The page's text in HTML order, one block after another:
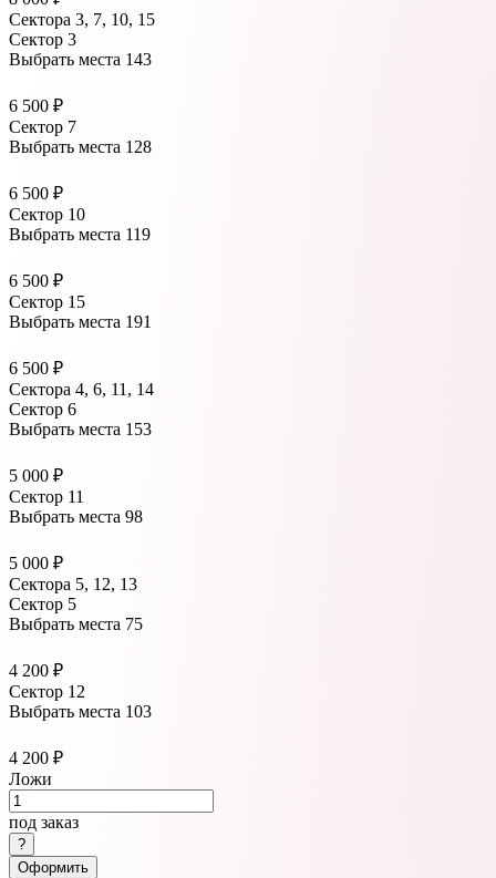
Сектора 3, 7, 10, 15
Сектор 3
Выбрать места 143
6 500 ₽
Сектор 7
Выбрать места 128
6 500 ₽
Сектор 10
Выбрать места 119
6 500 ₽
Сектор 15
Выбрать места 191
6 500 ₽
Сектора 4, 6, 11, 14
Сектор 6
Выбрать места 153
5 000 ₽
Сектор 11
Выбрать места 98
5 000 ₽
Сектора 5, 12, 13
Сектор 5
Выбрать места 75
4 200 ₽
Сектор 12
Выбрать места 103
4 200 ₽
Ложи
под заказ
Оформить